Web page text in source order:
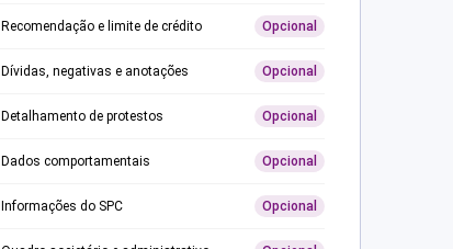
Recomendação e limite de crédito Opcional
Dívidas, negativas e anotações Opcional
Detalhamento de protestos Opcional
Dados comportamentais Opcional
Informações do SPC Opcional